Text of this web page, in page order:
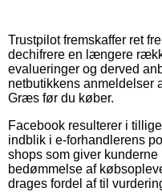
Trustpilot fremskaffer ret
dechifrere en længere
evalueringer og derved
netbutikkens anmeldelser
Græs før du køber.
Facebook resulterer i
indblik i e-forhandlerens
shops som giver kunderne
bedømmelse af
drages fordel af til